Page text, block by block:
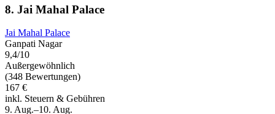
8. Jai Mahal Palace
Jai Mahal Palace
Ganpati Nagar
9,4/10
Außergewöhnlich
(348 Bewertungen)
167 €
inkl. Steuern & Gebühren
9. Aug.–10. Aug.